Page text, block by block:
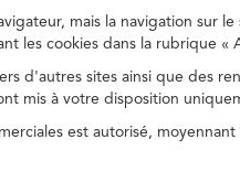
mais la navigation sur
les cookies dans la rubrique «
d'autres sites ainsi que des
mis à votre disposition
est autorisé,